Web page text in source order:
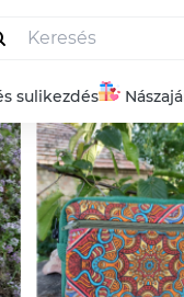
sulikezdés